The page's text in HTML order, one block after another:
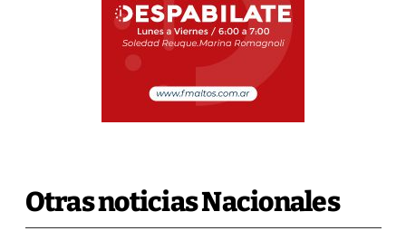
Otras noticias Nacionales